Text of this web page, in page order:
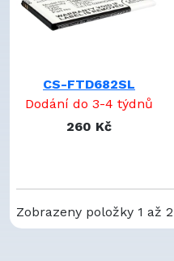
CS-FTD682SL
Dodání do 3-4 týdnů
260 Kč
Zobrazeny položky 1 až